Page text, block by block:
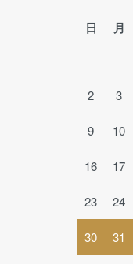
日 月
2 3
9 10
16 17
23 24
30 31